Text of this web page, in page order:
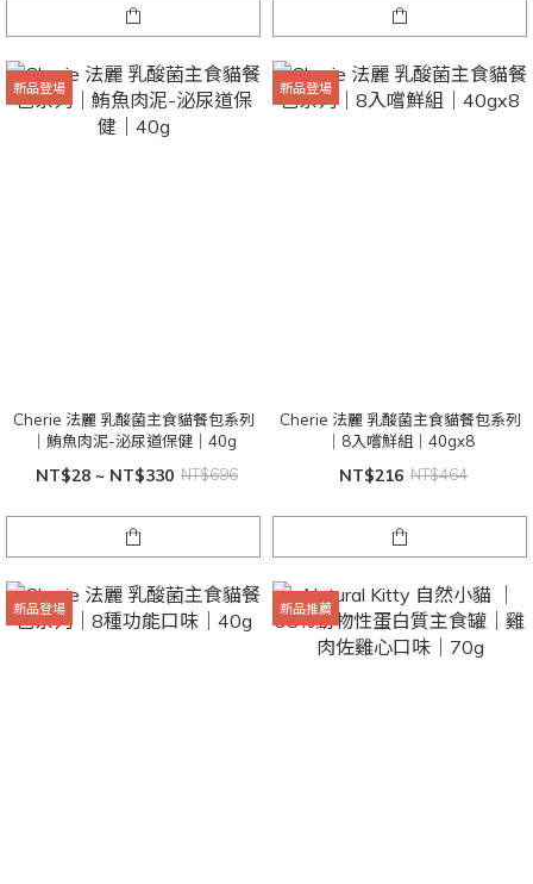
新品登場
Cherie 法麗 乳酸菌主食貓餐包系列
｜鮪魚肉泥-泌尿道保健｜40g
NT$28 ~ NT$330 NT$696
新品登場
Cherie 法麗 乳酸菌主食貓餐包系列
｜8入嚐鮮組｜40gx8
NT$216 NT$464
新品登場 新品推薦